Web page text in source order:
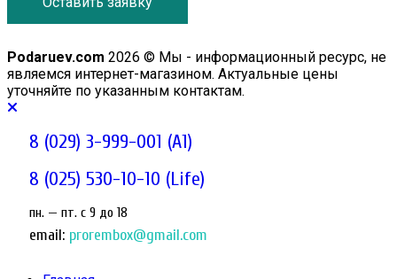
Podaruev.com 2026 © Мы - информационный ресурс, не
являемся интернет-магазином. Актуальные цены
уточняйте по указанным контактам.
8 (029) 3-999-001 (A1)
8 (025) 530-10-10 (Life)
пн. — пт. c 9 до 18
email: prorembox@gmail.com